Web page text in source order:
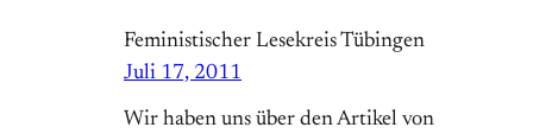
Feministischer Lesekreis Tübingen
Juli 17, 2011
Wir haben uns über den Artikel von